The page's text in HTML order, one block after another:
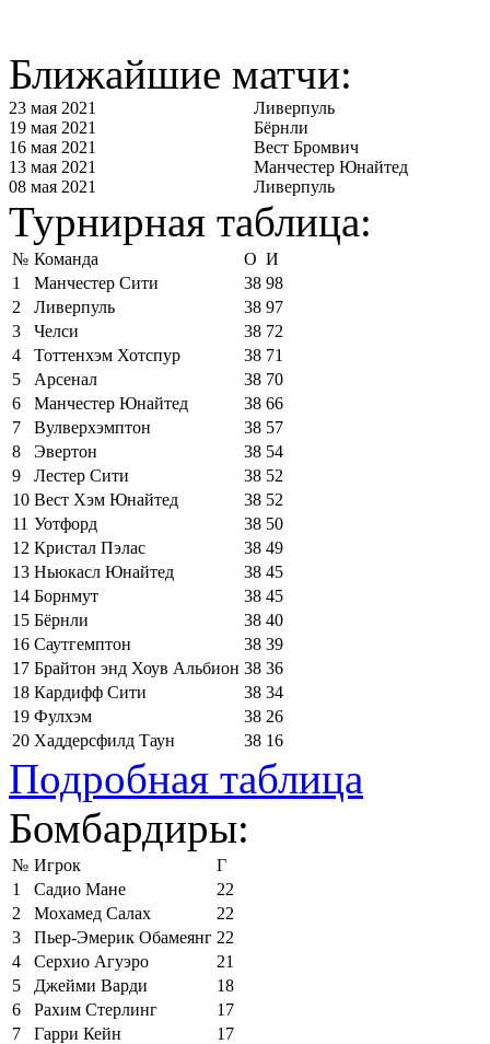
Ближайшие матчи:
23 мая 2021
Ливерпуль
19 мая 2021
Бёрнли
16 мая 2021
Вест Бромвич
13 мая 2021
Манчестер Юнайтед
08 мая 2021
Ливерпуль
Турнирная таблица:
№ Команда О И
1
Манчестер Сити 38 98
2
Ливерпуль 38 97
3
Челси 38 72
4
Тоттенхэм Хотспур 38 71
5
Арсенал 38 70
6
Манчестер Юнайтед 38 66
7
Вулверхэмптон 38 57
8
Эвертон 38 54
9
Лестер Сити 38 52
10 Вест Хэм Юнайтед 38 52
11 Уотфорд 38 50
12 Кристал Пэлас 38 49
13 Ньюкасл Юнайтед 38 45
14 Борнмут 38 45
15 Бёрнли 38 40
16 Саутгемптон 38 39
17 Брайтон энд Хоув Альбион 38 36
18 Кардифф Сити 38 34
19 Фулхэм 38 26
20 Хаддерсфилд Таун 38 16
Подробная таблица
Бомбардиры:
№ Игрок
Г
1
Садио Мане
22
2
Мохамед Салах
22
3
Пьер-Эмерик Обамеянг 22
4
Серхио Агуэро
21
5
Джейми Варди
18
6
Рахим Стерлинг
17
7
Гарри Кейн
17